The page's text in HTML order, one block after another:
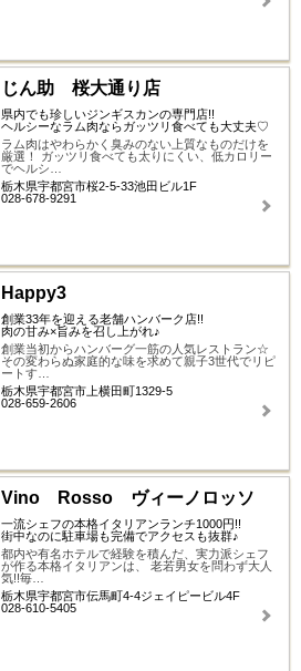
じん助 桜大通り店
県内でも珍しいジンギスカンの専門店!!
ヘルシーなラム肉ならガッツリ食べても大丈夫♡
ラム肉はやわらかく臭みのない上質なものだけを
厳選！ ガッツリ食べても太りにくい、低カロリー
でヘルシ…
栃木県宇都宮市桜2-5-33池田ビル1F
028-678-9291
Happy3
創業33年を迎える老舗ハンバーク店!!
肉の甘み×旨みを召し上がれ♪
創業当初からハンバーグ一筋の人気レストラン☆
その変わらぬ家庭的な味を求めて親子3世代でリピ
ートす…
栃木県宇都宮市上横田町1329-5
028-659-2606
Vino Rosso ヴィーノロッソ
一流シェフの本格イタリアンランチ1000円!!
街中なのに駐車場も完備でアクセスも抜群♪
都内や有名ホテルで経験を積んだ、実力派シェフ
が作る本格イタリアンは、 老若男女を問わず大人
気!!毎…
栃木県宇都宮市伝馬町4-4ジェイピービル4F
028-610-5405